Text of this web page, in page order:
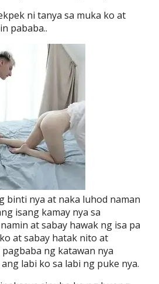
ni tanya sa muka ko at
pababa..
binti nya at naka luhod naman
isang kamay nya sa
at sabay hawak ng isa pa
at sabay hatak nito at
ng katawan nya
labi ko sa labi ng puke nya.